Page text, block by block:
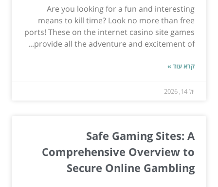
Are you looking for a fun and interesting
means to kill time? Look no more than free
ports! These on the internet casino site games
provide all the adventure and excitement of...
קרא עוד »
יול 14, 2026
Safe Gaming Sites: A
Comprehensive Overview to
Secure Online Gambling